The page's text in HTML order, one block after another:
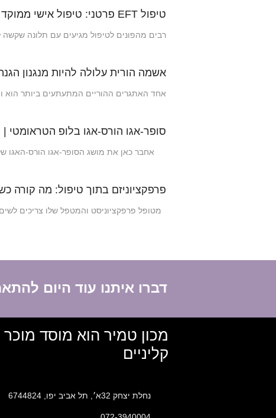
טיפול EFT פרטני: טיפול אישי ממוקד רגש (EFIT)
רבים מהפונים לטיפול מגיעים עם תלונה
אשמה הורית עלולה להיות מנגנון
אחד האתגרים ההוריים המתעתעים ביותר הוא
סופר-אגו הורס-אגו בלופ הטראומטי
אחבר כאן את מושג הסופר-אגו הורס-האגו של
פרפקציוניזם בתוך טיפול: מה קורה
מטופל פרפקציוניסט והמטפל שלו צריכים
דברו איתנו עוד היום
מכון טמיר הוא מוסד
קליניים
נחלת יצחק 32א׳, תל אביב יפו, 6744824